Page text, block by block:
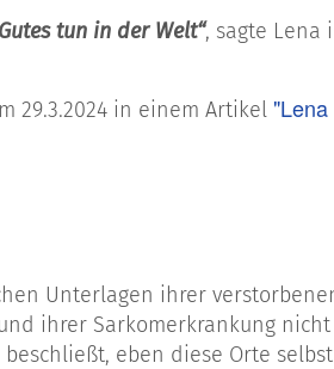
tun in der Welt“, sagte Lena
29.3.2024 in einem Artikel
Unterlagen ihrer
ihrer Sarkomerkrankung
beschließt, eben diese Orte